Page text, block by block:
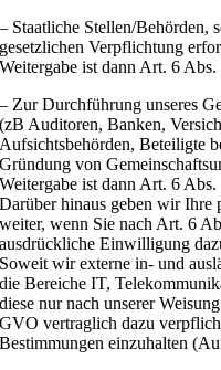
– Staatliche Stellen/Behörden,
gesetzlichen Verpflichtung
Weitergabe ist dann Art. 6
– Zur Durchführung unseres
(zB Auditoren, Banken,
Aufsichtsbehörden, Beteiligte
Gründung von
Weitergabe ist dann Art. 6
Darüber hinaus geben wir Ihre
weiter, wenn Sie nach Art. 6
ausdrückliche Einwilligung
Soweit wir externe in- und
die Bereiche IT,
diese nur nach unserer
GVO vertraglich dazu
Bestimmungen einzuhalten